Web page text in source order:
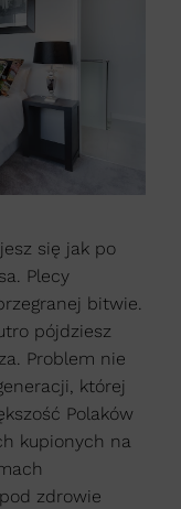
się jak po
Plecy
bitwie.
pójdziesz
Problem nie
której
Polaków
kupionych na
zdrowie